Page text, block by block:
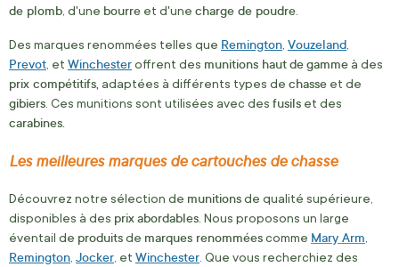
de plomb , d'une bourre et d'une charge de poudre
Des marques renommées telles que Remington Vouzeland
Prevot , et Winchesteroffrent des munitions hautdegamme à des
prix compétitifs, adaptées à différents types de chasse et de
gibiers . Ces munitions sont utilisées avec des fusils et des
carabines.
Les meilleures marques de cartouches de chasse
Découvrez notre sélection de munitionsde qualité supérieure,
disponibles à des prixabordables. Nous proposons un large
éventail de produitsde marques renomméescomme Mary Arm,
Remington, Jocker, et Winchester. Que vous recherchiez des